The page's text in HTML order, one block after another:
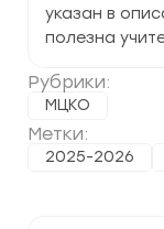
указан в
полезна
Рубрики:
МЦКО
Метки:
2025-2026